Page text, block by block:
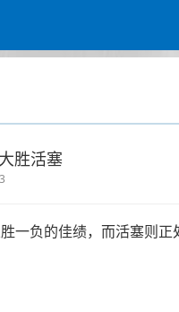
胜活塞
负的佳绩，而活塞则正